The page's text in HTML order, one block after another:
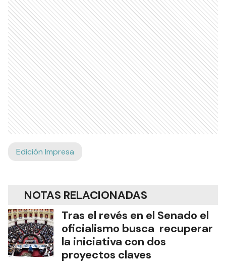
Edición Impresa
NOTAS RELACIONADAS
Tras el revés en el Senado el
oficialismo busca recuperar
la iniciativa con dos
proyectos claves